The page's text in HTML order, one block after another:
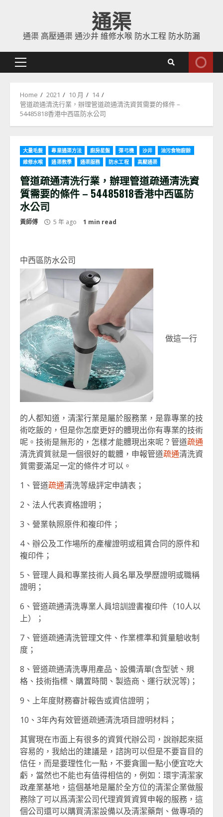
content
通渠
通渠 高壓通渠 通沙井 維修水喉 防水工程 防水防漏
Primary
Home 2021 10 月
14
管道疏通清洗行業，辦理管道疏通清洗資質需要的條件 –
54485818香港中西區防水公司
大量毛髮 專業通渠方法 廚房星盤 彈弓機 沙井
油污食物廚餘
維修水喉
通渠教學 通渠服務 防水工程 高壓通渠
管道疏通清洗行業，辦理管道疏通清洗資
質需要的條件 – 54485818香港中西區防
水公司
黃師傅 5 年 ago 1 min read
中西區防水公司
做這一行
的人都知道，清潔行業是屬於服務業，是靠專業的技
術吃飯的，但是你怎麼更好的體現出你有專業的技術
呢。技術是無形的，怎樣才能體現出來呢？管道疏通
清洗資質就是一個很好的載體，申報管道疏通清洗資
質需要滿足一定的條件才可以。
1、管道疏通清洗等級評定申請表；
2、法人代表資格證明；
3、營業執照原件和複印件；
4、辦公及工作場所的產權證明或租賃合同的原件和
複印件；
5、管理人員和專業技術人員名單及學歷證明或職稱
證明；
6、管道疏通清洗專業人員培訓證書複印件（10人以
上）；
7、管道疏通清洗管理文件、作業標準和質量驗收制
度；
8、管道疏通清洗專用產品、設備清單(含型號、規
格、技術指標、購置時間、製造商、運行狀況等)；
9、上年度財務審計報告或資信證明；
10、3年內有效管道疏通清洗項目證明材料；
其實現在市面上有很多的資質代辦公司，說辦起來挺
容易的，我給出的建議是，諮詢可以但是不要盲目的
信任，而是要理性化一點，不要貪圖一點小便宜吃大
虧，當然也不能也有值得相信的，例如：環宇清潔家
政產業基地，這個基地是屬於全方位的清潔企業做服
務除了可以爲清潔公司代理資質資質申報的服務，這
個公司還可以購買清潔設備以及清潔藥劑、做專項的